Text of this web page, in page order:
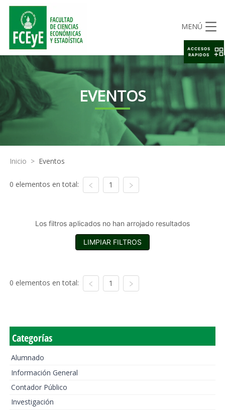
MENÚ
EVENTOS
Inicio > Eventos
0 elementos en total: 1
Los filtros aplicados no han arrojado resultados
LIMPIAR FILTROS
0 elementos en total: 1
Categorías
Alumnado
Información General
Contador Público
Investigación
ACCESOS
RAPIDOS